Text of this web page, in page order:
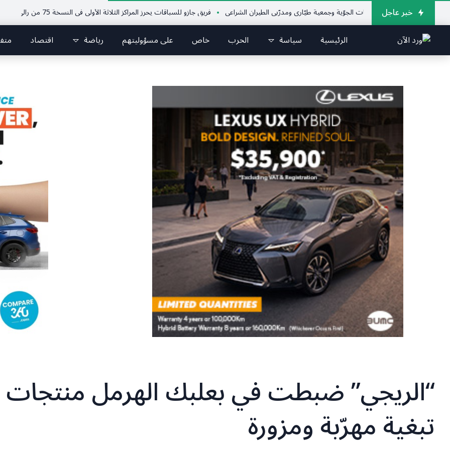
خبر عاجل
اللبناني للرياضات الجوّية وجمعية طيّاري ومدرّبي الطيران الشراعي فريق جازو للسباقات يحرز المراكز الثلاثة الأولى في النسخة 75 من رالي فنلندا
الرئيسية سياسة الحرب خاص على مسؤوليتهم رياضة اقتصاد
“الريجي” ضبطت في بعلبك الهرمل منتجات
تبغية مهرّبة ومزورة